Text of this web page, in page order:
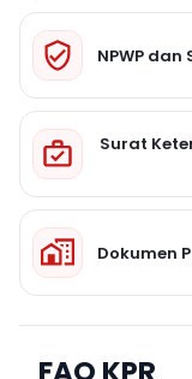
NPWP
Surat
Dokumen